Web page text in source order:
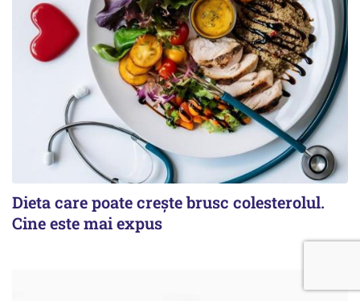
Dieta care poate crește brusc colesterolul.
Cine este mai expus